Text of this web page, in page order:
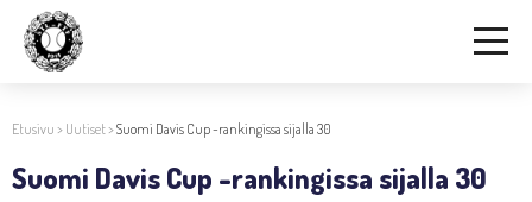
Etusivu > Uutiset>Suomi Davis Cup -rankingissa sijalla 30
Suomi Davis Cup -rankingissa sijalla 30